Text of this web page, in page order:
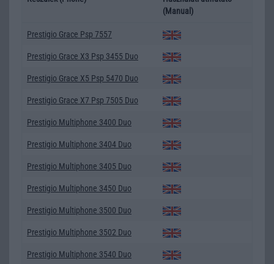
(Manual)
Prestigio Grace Psp 7557
Prestigio Grace X3 Psp 3455 Duo
Prestigio Grace X5 Psp 5470 Duo
Prestigio Grace X7 Psp 7505 Duo
Prestigio Multiphone 3400 Duo
Prestigio Multiphone 3404 Duo
Prestigio Multiphone 3405 Duo
Prestigio Multiphone 3450 Duo
Prestigio Multiphone 3500 Duo
Prestigio Multiphone 3502 Duo
Prestigio Multiphone 3540 Duo